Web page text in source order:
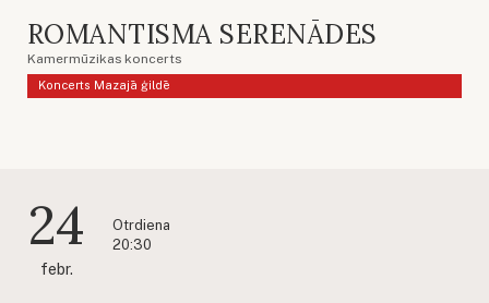
ROMANTISMA SERENĀDES
Kamermūzikas koncerts
Koncerts Mazajā ģildē
24
febr.
Otrdiena
20:30